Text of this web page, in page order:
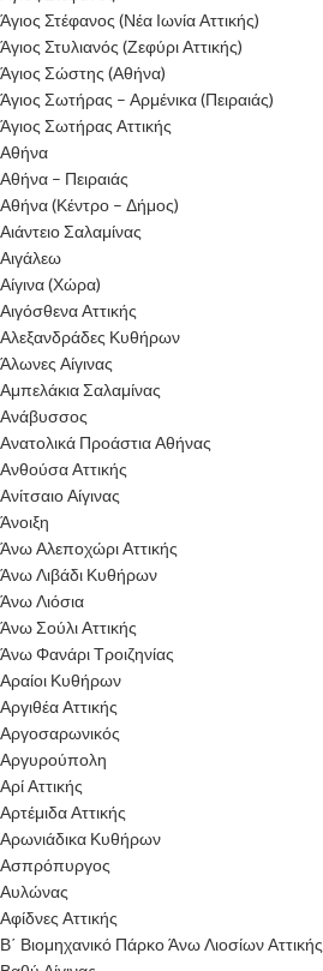
Άγιος Στέφανος (Νέα Ιωνία Αττικής)
Άγιος Στυλιανός (Ζεφύρι Αττικής)
Άγιος Σώστης (Αθήνα)
Άγιος Σωτήρας – Αρμένικα (Πειραιάς)
Άγιος Σωτήρας Αττικής
Αθήνα
Αθήνα – Πειραιάς
Αθήνα (Κέντρο – Δήμος)
Αιάντειο Σαλαμίνας
Αιγάλεω
Αίγινα (Χώρα)
Αιγόσθενα Αττικής
Αλεξανδράδες Κυθήρων
Άλωνες Αίγινας
Αμπελάκια Σαλαμίνας
Ανάβυσσος
Ανατολικά Προάστια Αθήνας
Ανθούσα Αττικής
Ανίτσαιο Αίγινας
Άνοιξη
Άνω Αλεποχώρι Αττικής
Άνω Λιβάδι Κυθήρων
Άνω Λιόσια
Άνω Σούλι Αττικής
Άνω Φανάρι Τροιζηνίας
Αραίοι Κυθήρων
Αργιθέα Αττικής
Αργοσαρωνικός
Αργυρούπολη
Αρί Αττικής
Αρτέμιδα Αττικής
Αρωνιάδικα Κυθήρων
Ασπρόπυργος
Αυλώνας
Αφίδνες Αττικής
Β΄ Βιομηχανικό Πάρκο Άνω Λιοσίων Αττικής